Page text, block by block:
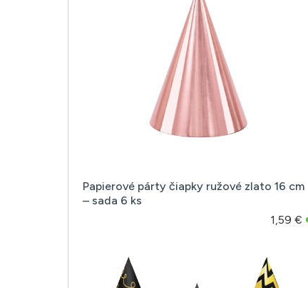
Papierové párty čiapky ružové zlato 16 cm
– sada 6 ks
1,59 €